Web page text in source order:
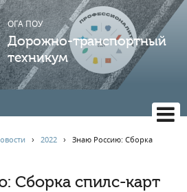
ОГА ПОУ
Дорожно-транспортный
техникум
›2022 ›Знаю Россию: Сборка
Сборка спилс-карт